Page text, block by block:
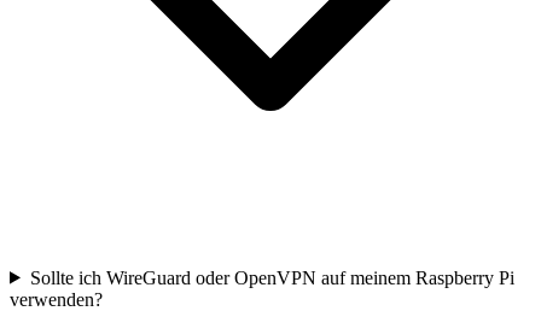
Sollte ich WireGuard oder OpenVPN auf meinem Raspberry Pi
verwenden?